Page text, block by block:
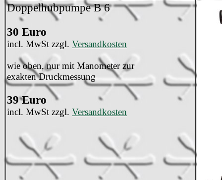
Doppelhubpumpe B 6
30 Euro
incl. MwSt zzgl. Versandkosten
wie oben, nur mit Manometer zur
exakten Druckmessung
39 Euro
incl. MwSt zzgl. Versandkosten